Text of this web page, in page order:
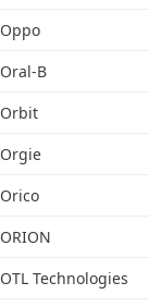
Oppo
Oral-B
Orbit
Orgie
Orico
ORION
OTL Technologies